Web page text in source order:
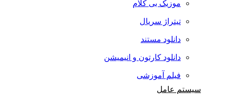
موزیک بی کلام
تیتراژ سریال
دانلود مستند
دانلود کارتون و انیمیشن
فیلم آموزشی
سیستم عامل